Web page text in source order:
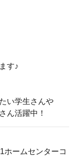
す♪
い学生さんや
ん活躍中！
ホームセンターコ